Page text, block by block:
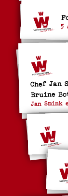
5
Chef Jan
Bruine
Jan Smink